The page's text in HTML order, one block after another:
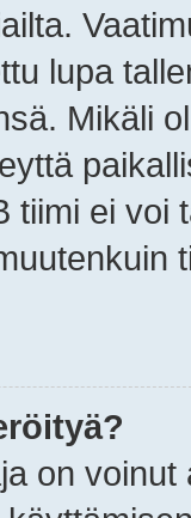
lupa
Mikäli
tiimi ei
on